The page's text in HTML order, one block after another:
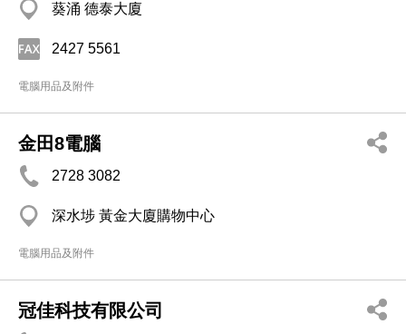
葵涌 德泰大廈
2427 5561
電腦用品及附件
金田8電腦
2728 3082
深水埗 黃金大廈購物中心
電腦用品及附件
冠佳科技有限公司